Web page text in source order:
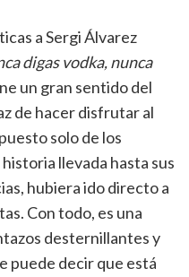
a Sergi Álvarez
digas vodka, nunca
un gran sentido del
de hacer disfrutar al
solo de los
llevada hasta sus
hubiera ido directo a
Con todo, es una
desternillantes y
puede decir que está